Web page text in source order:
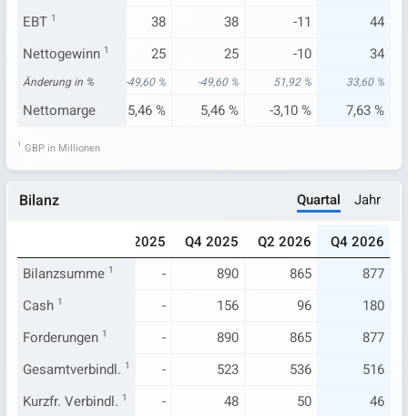
EBT 1 38 38 -11
44
Nettogewinn 1
-21 25 25 -10 34
Änderung in %
-209,47 % -49,60 % -49,60 % 51,92 % 33,60 %
Nettomarge
-6,40 % 5,46 % 5,46 % -3,10 % 7,63 %
1 GBP in Millionen
Bilanz Quartal Jahr
Q4 2025 Q4 2025 Q2 2026
Q4 2026
Bilanzsumme 1
932 - 890 865
877
Cash 1 - 156 96
180
Forderungen 1
932 - 890 865
877
Gesamtverbindl. 1
598 - 523 536
516
Kurzfr. Verbindl. 1
52 - 48 50
46